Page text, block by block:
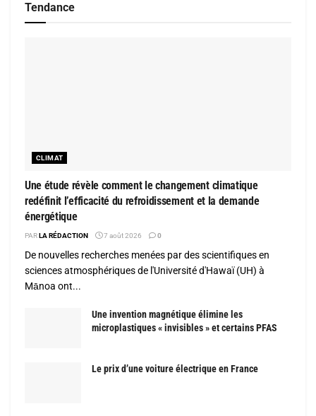
Tendance
CLIMAT
Une étude révèle comment le changement climatique
redéfinit l’efficacité du refroidissement et la demande
énergétique
PARLA RÉDACTION 7 août 2026 0
De nouvelles recherches menées par des scientifiques en
sciences atmosphériques de l'Université d'Hawaï (UH) à
Mānoa ont...
Une invention magnétique élimine les
microplastiques « invisibles » et certains PFAS
Le prix d’une voiture électrique en France